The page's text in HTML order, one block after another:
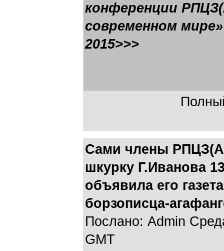
конференции
современном
2015>>>
Сами члены
шкурку Г.Иванова
объявила его
борзописца-
Послано: Admin
GMT